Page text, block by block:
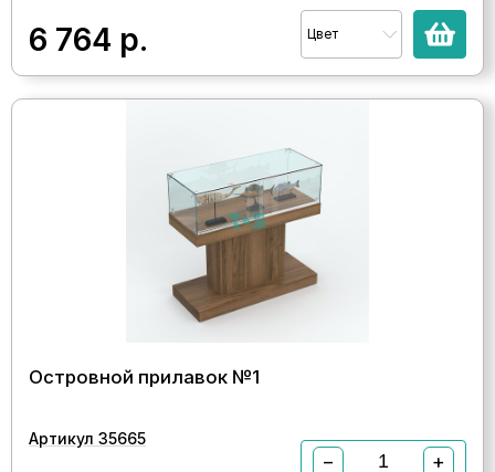
6 764 р. Цвет
Островной прилавок №1
Артикул 35665
− +